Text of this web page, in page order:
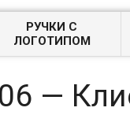
РУЧКИ С
ЛОГОТИПОМ
—